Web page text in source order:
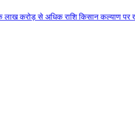
किसान कल्याण पर खर्च होगी